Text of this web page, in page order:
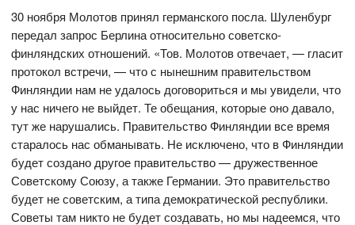
30 ноября Молотов принял германского посла. Шуленбург
передал запрос Берлина относительно советско-
финляндских отношений. «Тов. Молотов отвечает, — гласит
протокол встречи, — что с нынешним правительством
Финляндии нам не удалось договориться и мы увидели, что
у нас ничего не выйдет. Те обещания, которые оно давало,
тут же нарушались. Правительство Финляндии все время
старалось нас обманывать. Не исключено, что в Финляндии
будет создано другое правительство — дружественное
Советскому Союзу, а также Германии. Это правительство
будет не советским, а типа демократической республики.
Советы там никто не будет создавать, но мы надеемся, что